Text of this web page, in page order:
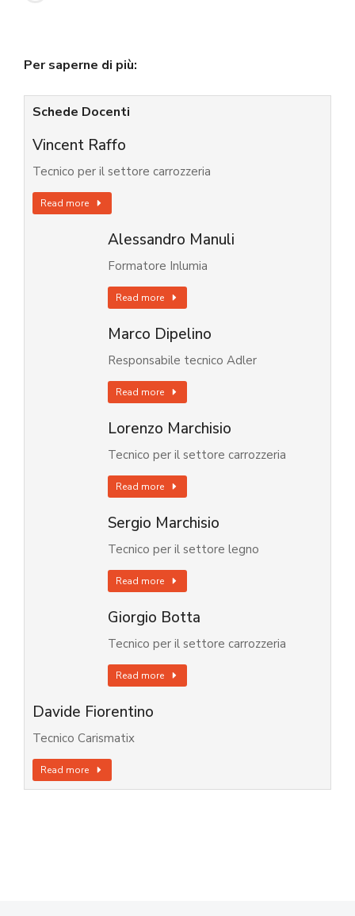
Per saperne di più:
Schede Docenti
Vincent Raffo
Tecnico per il settore carrozzeria
Read more
Alessandro Manuli
Formatore Inlumia
Read more
Marco Dipelino
Responsabile tecnico Adler
Read more
Lorenzo Marchisio
Tecnico per il settore carrozzeria
Read more
Sergio Marchisio
Tecnico per il settore legno
Read more
Giorgio Botta
Tecnico per il settore carrozzeria
Read more
Davide Fiorentino
Tecnico Carismatix
Read more